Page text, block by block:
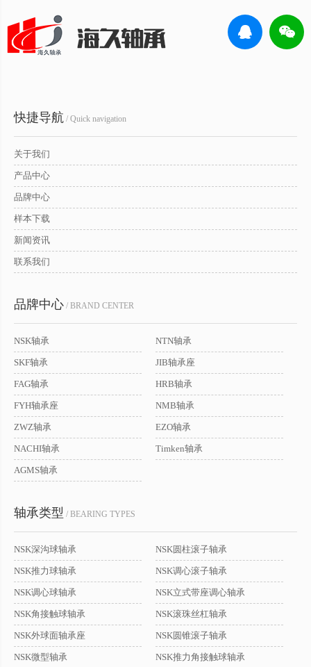
快捷导航 / Quick navigation
关于我们
产品中心
品牌中心
样本下载
新闻资讯
联系我们
品牌中心 / BRAND CENTER
NSK轴承 NTN轴承
SKF轴承 JIB轴承座
FAG轴承 HRB轴承
FYH轴承座 NMB轴承
ZWZ轴承 EZO轴承
NACHI轴承 Timken轴承
AGMS轴承
轴承类型 / BEARING TYPES
NSK深沟球轴承 NSK圆柱滚子轴承
NSK推力球轴承 NSK调心滚子轴承
NSK调心球轴承 NSK立式带座调心轴承
NSK角接触球轴承 NSK滚珠丝杠轴承
NSK外球面轴承座 NSK圆锥滚子轴承
NSK微型轴承 NSK推力角接触球轴承